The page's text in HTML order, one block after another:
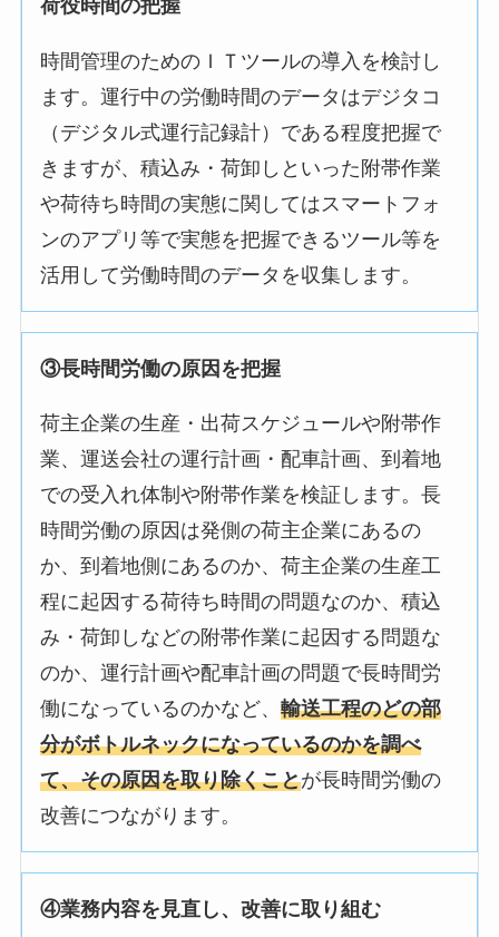
荷役時間の把握
時間管理のためのＩＴツールの導入を検討し
ます。運行中の労働時間のデータはデジタコ
（デジタル式運行記録計）である程度把握で
きますが、積込み・荷卸しといった附帯作業
や荷待ち時間の実態に関してはスマートフォ
ンのアプリ等で実態を把握できるツール等を
活用して労働時間のデータを収集します。
③長時間労働の原因を把握
荷主企業の生産・出荷スケジュールや附帯作
業、運送会社の運行計画・配車計画、到着地
での受入れ体制や附帯作業を検証します。長
時間労働の原因は発側の荷主企業にあるの
か、到着地側にあるのか、荷主企業の生産工
程に起因する荷待ち時間の問題なのか、積込
み・荷卸しなどの附帯作業に起因する問題な
のか、運行計画や配車計画の問題で長時間労
働になっているのかなど、 輸送工程のどの部
分がボトルネックになっているのかを調べ
て、その原因を取り除くことが長時間労働の
改善につながります。
④業務内容を見直し、改善に取り組む